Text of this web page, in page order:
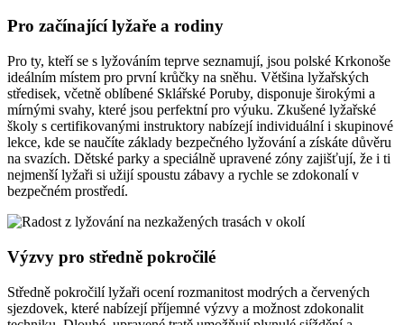
Pro začínající lyžaře a rodiny
Pro ty, kteří se s lyžováním teprve seznamují, jsou polské Krkonoše
ideálním místem pro první krůčky na sněhu. Většina lyžařských
středisek, včetně oblíbené Sklářské Poruby, disponuje širokými a
mírnými svahy, které jsou perfektní pro výuku. Zkušené lyžařské
školy s certifikovanými instruktory nabízejí individuální i skupinové
lekce, kde se naučíte základy bezpečného lyžování a získáte důvěru
na svazích. Dětské parky a speciálně upravené zóny zajišťují, že i ti
nejmenší lyžaři si užijí spoustu zábavy a rychle se zdokonalí v
bezpečném prostředí.
Výzvy pro středně pokročilé
Středně pokročilí lyžaři ocení rozmanitost modrých a červených
sjezdovek, které nabízejí příjemné výzvy a možnost zdokonalit